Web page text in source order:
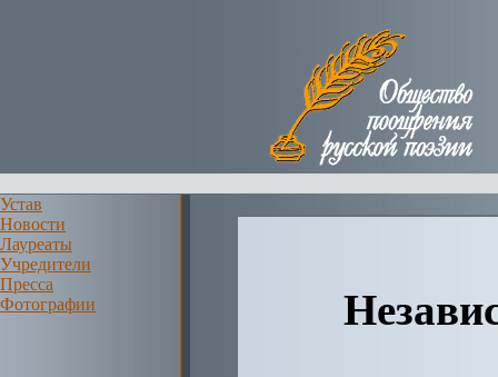
Устав
Новости
Лауреаты
Учредители
Пресса
Фотографии